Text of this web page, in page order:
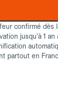
confirmé dès
jusqu’à 1 an
partout en